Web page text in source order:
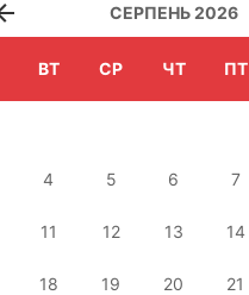
СЕРПЕНЬ 2026
ВТ СР ЧТ ПТ
4 5 6 7
11 12 13 14
18 19 20 21